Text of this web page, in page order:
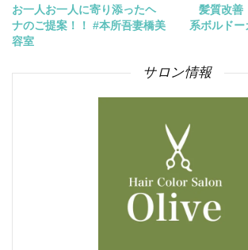
投
稿
ナ
お一人お一人に寄り添ったヘ
ナのご提案！！ #本所吾妻橋美
容室
髪質改
系ボルド
サロン情報